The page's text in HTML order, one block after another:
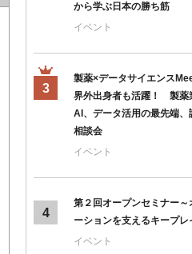
から学ぶ日本の勝ち筋
イベント
3
製薬×データサイエンス
界外出身者も活躍！ 製薬
AI、データ活用の最先端、
相談会
イベント
4
第２回オープンセミナー～
ーションを支えるキープレ
イベント